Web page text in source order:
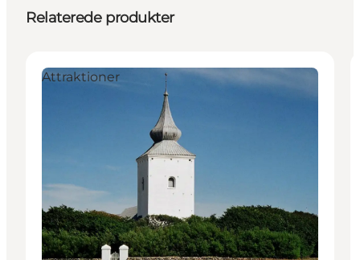
Relaterede produkter
Attraktioner